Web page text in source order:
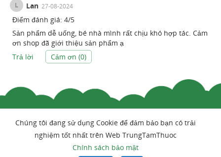
L Lan 27-08-2024
Điểm đánh giá: 4/5
Sản phẩm dễ uống, bé nhà mình rất chịu khó hợp tác. Cảm
ơn shop đã giới thiệu sản phẩm ạ
Trả lời
Cảm ơn (0)
Chúng tôi đang sử dụng Cookie để đảm bảo bạn có trải
nghiệm tốt nhất trên Web TrungTamThuoc
Chính sách bảo mật